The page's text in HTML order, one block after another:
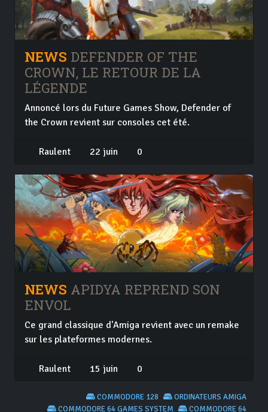
NEWS DEFENDER OF THE
CROWN, LE RETOUR DE LA
LÉGENDE
Annoncé lors du Future Games Show, Defender of
the Crown revient sur consoles cet été.
Raulent 22 juin 0
NEWS APIDYA REPREND SON
ENVOL
Ce grand classique d'Amiga revient avec un remake
sur les plateformes modernes.
Raulent 15 juin 0
ORDINATEURS AMIGA
COMMODORE 128
COMMODORE 64
COMMODORE 64 GAMES SYSTEM